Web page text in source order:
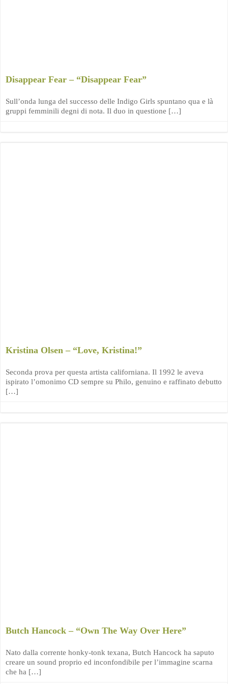
Disappear Fear – “Disappear Fear”
Sull’onda lunga del successo delle Indigo Girls spuntano qua e là
gruppi femminili degni di nota. Il duo in questione […]
Kristina Olsen – “Love, Kristina!”
Seconda prova per questa artista californiana. Il 1992 le aveva
ispirato l’omonimo CD sempre su Philo, genuino e raffinato debutto
[…]
Butch Hancock – “Own The Way Over Here”
Nato dalla corrente honky-tonk texana, Butch Hancock ha saputo
creare un sound proprio ed inconfondibile per l’immagine scarna
che ha […]